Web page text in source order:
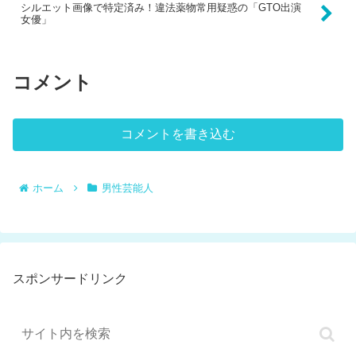
シルエット画像で特定済み！違法薬物常用疑惑の「GTO出演
女優」
コメント
コメントを書き込む
ホーム 男性芸能人
スポンサードリンク